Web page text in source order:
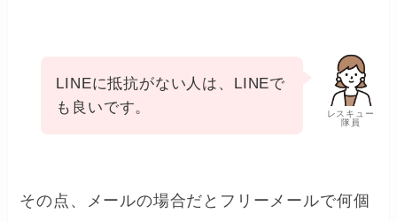
レスキュー
隊員
LINEに抵抗がない人は、LINEで
も良いです。
その点、メールの場合だとフリーメールで何個